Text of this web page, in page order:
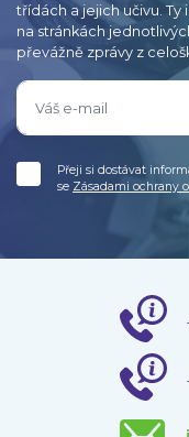
třídách a jejich učivu.
na stránkách
převážně zprávy z
Přeji si dostávat
se Zásadami ochrany